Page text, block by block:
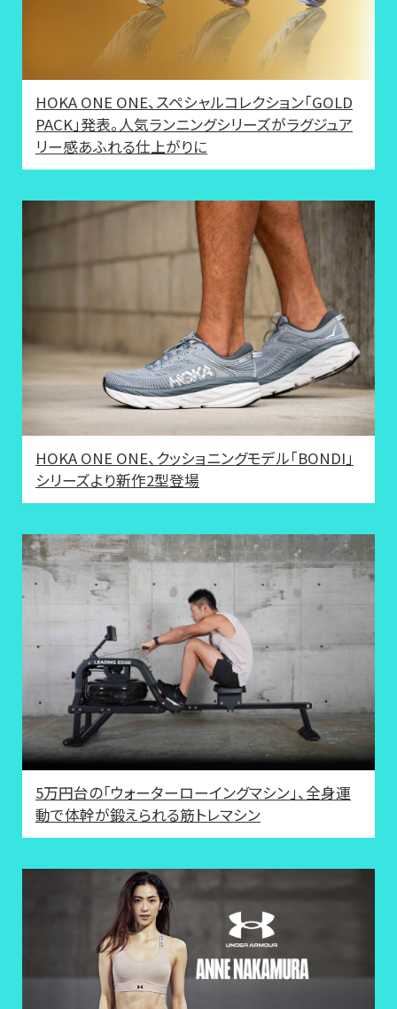
HOKA ONE ONE、スペシャルコレクション「GOLD
PACK」発表。人気ランニングシリーズがラグジュア
リー感あふれる仕上がりに
HOKA ONE ONE、クッショニングモデル「BONDI」
シリーズより新作2型登場
5万円台の「ウォーターローイングマシン」、全身運
動で体幹が鍛えられる筋トレマシン